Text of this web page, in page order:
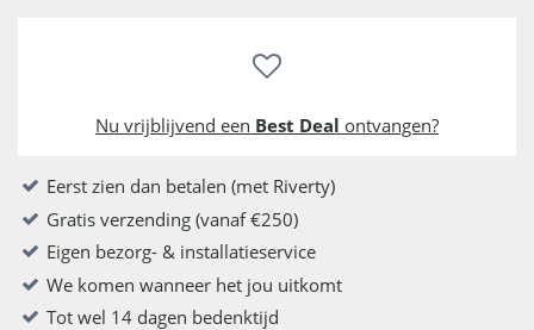
Nu vrijblijvend een Best Deal ontvangen?
Eerst zien dan betalen (met Riverty)
Gratis verzending (vanaf €250)
Eigen bezorg- & installatieservice
We komen wanneer het jou uitkomt
Tot wel 14 dagen bedenktijd